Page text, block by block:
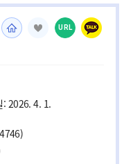
URL
: 2026. 4. 1.